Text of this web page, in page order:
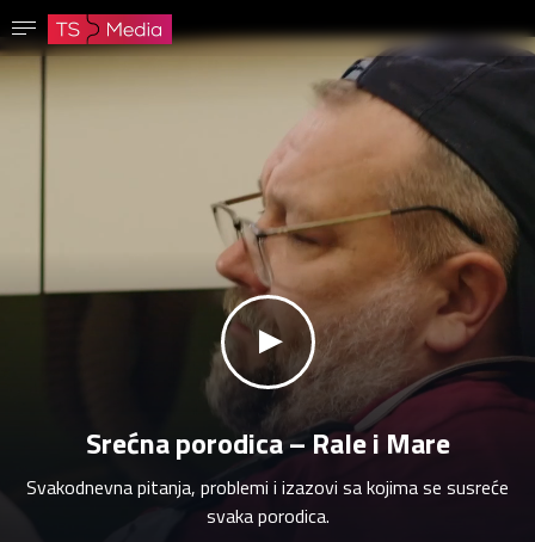
Potvrdi lozinku
Lozinka mora imati najmanje 8 znakova, jedno veliko slovo i jedan broj.
Sačuvaj lozinku
Idi na početnu stranicu
Prijavite se
klikni za zvuk
Srećna porodica – Rale i Mare
Svakodnevna pitanja, problemi i izazovi sa kojima se susreće
svaka porodica.